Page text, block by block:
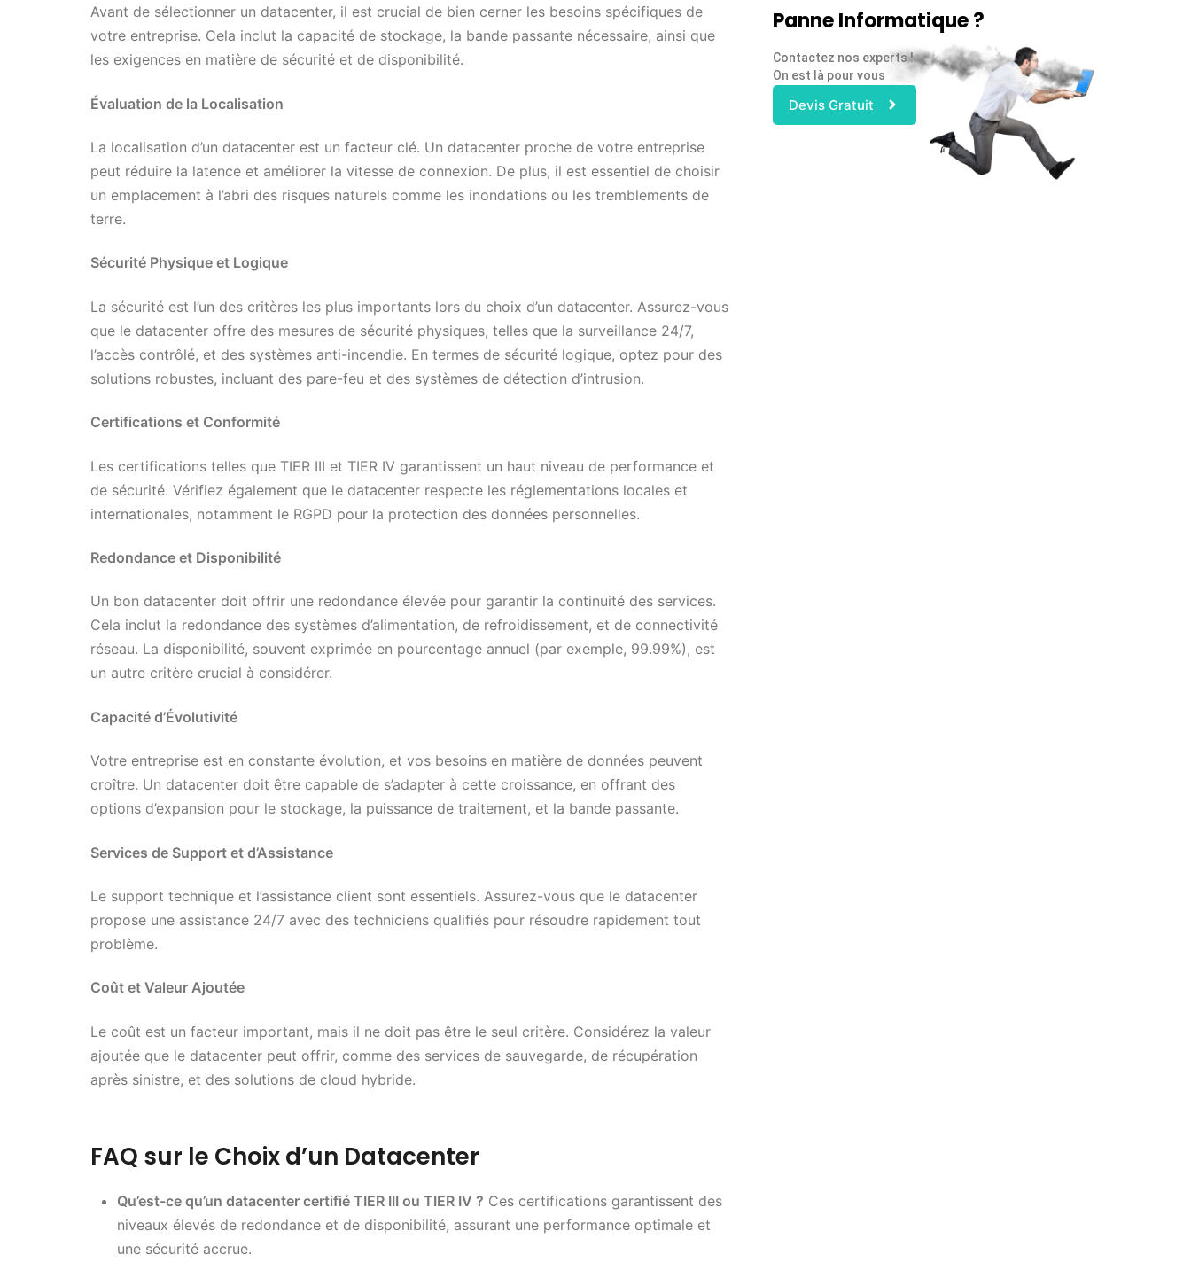
Avant de sélectionner un datacenter, il est crucial de bien cerner les besoins spécifiques de
votre entreprise. Cela inclut la capacité de stockage, la bande passante nécessaire, ainsi que
les exigences en matière de sécurité et de disponibilité.
Évaluation de la Localisation
La localisation d’un datacenter est un facteur clé. Un datacenter proche de votre entreprise
peut réduire la latence et améliorer la vitesse de connexion. De plus, il est essentiel de choisir
un emplacement à l’abri des risques naturels comme les inondations ou les tremblements de
terre.
Sécurité Physique et Logique
La sécurité est l’un des critères les plus importants lors du choix d’un datacenter. Assurez-vous
que le datacenter offre des mesures de sécurité physiques, telles que la surveillance 24/7,
l’accès contrôlé, et des systèmes anti-incendie. En termes de sécurité logique, optez pour des
solutions robustes, incluant des pare-feu et des systèmes de détection d’intrusion.
Certifications et Conformité
Les certifications telles que TIER III et TIER IV garantissent un haut niveau de performance et
de sécurité. Vérifiez également que le datacenter respecte les réglementations locales et
internationales, notamment le RGPD pour la protection des données personnelles.
Redondance et Disponibilité
Un bon datacenter doit offrir une redondance élevée pour garantir la continuité des services.
Cela inclut la redondance des systèmes d’alimentation, de refroidissement, et de connectivité
réseau. La disponibilité, souvent exprimée en pourcentage annuel (par exemple, 99.99%), est
un autre critère crucial à considérer.
Capacité d’Évolutivité
Votre entreprise est en constante évolution, et vos besoins en matière de données peuvent
croître. Un datacenter doit être capable de s’adapter à cette croissance, en offrant des
options d’expansion pour le stockage, la puissance de traitement, et la bande passante.
Services de Support et d’Assistance
Le support technique et l’assistance client sont essentiels. Assurez-vous que le datacenter
propose une assistance 24/7 avec des techniciens qualifiés pour résoudre rapidement tout
problème.
Coût et Valeur Ajoutée
Le coût est un facteur important, mais il ne doit pas être le seul critère. Considérez la valeur
ajoutée que le datacenter peut offrir, comme des services de sauvegarde, de récupération
après sinistre, et des solutions de cloud hybride.
FAQ sur le Choix d’un Datacenter
Qu’est-ce qu’un datacenter certifié TIER III ou TIER IV ? Ces certifications garantissent des
niveaux élevés de redondance et de disponibilité, assurant une performance optimale et
une sécurité accrue.
Panne Informatique ?
Contactez nos experts !
On est là pour vous
Devis Gratuit